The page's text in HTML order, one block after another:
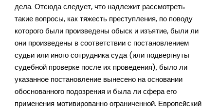
дела. Отсюда следует, что надлежит рассмотреть
такие вопросы, как тяжесть преступления, по поводу
которого были произведены обыск и изъятие, были ли
они произведены в соответствии с постановлением
судьи или иного сотрудника суда (или подвергнуты
судебной проверке после их проведения), было ли
указанное постановление вынесено на основании
обоснованного подозрения и была ли сфера его
применения мотивированно ограниченной. Европейский